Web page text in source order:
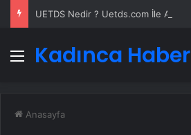
Menü
Kadınca Haber
Anasayfa